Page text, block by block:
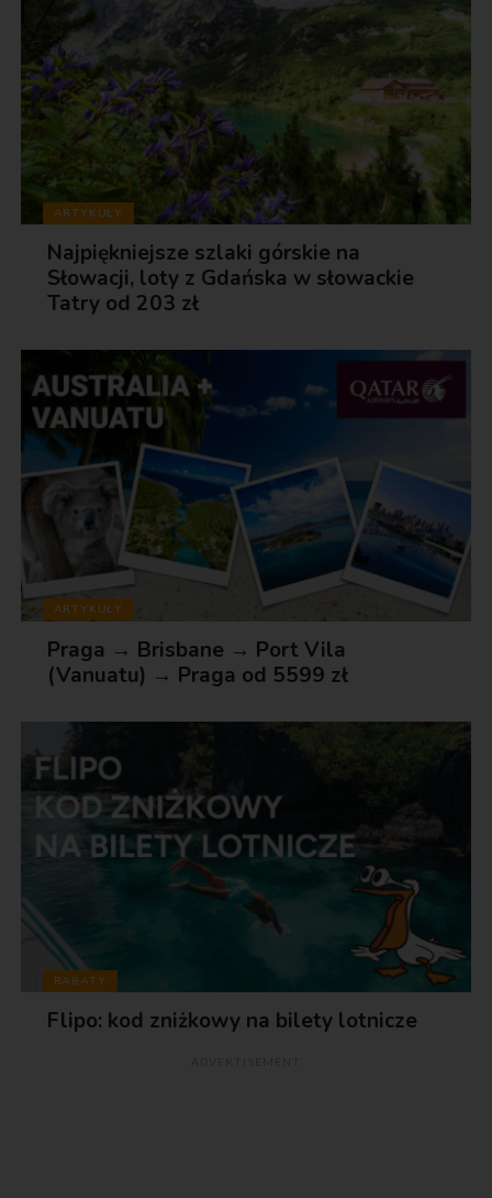
ARTYKUŁY
Najpiękniejsze szlaki górskie na
Słowacji, loty z Gdańska w słowackie
Tatry od 203 zł
ARTYKUŁY
Praga → Brisbane → Port Vila
(Vanuatu) → Praga od 5599 zł
RABATY
Flipo: kod zniżkowy na bilety lotnicze